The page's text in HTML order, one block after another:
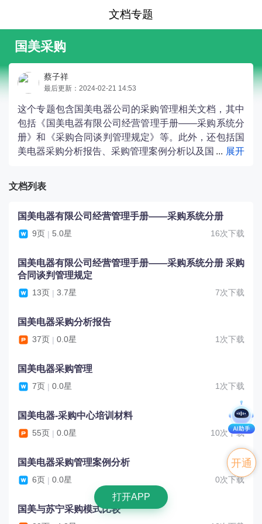
文档专题
国美采购
蔡子祥
最后更新：2024-02-21 14:53
这个专题包含国美电器公司的采购管理相关文档，其中
包括《国美电器有限公司经营管理手册――采购系统分
册》和《采购合同谈判管理规定》等。此外，还包括国
美电器采购分析报告、采购管理案例分析以及国
采购中心的管理手册、培训材料以及与其他公司采购模
式的对比分析。
文档列表
国美电器有限公司经营管理手册――采购系统分册
9页 | 5.0星 16次下载
国美电器有限公司经营管理手册――采购系统分册 采购
合同谈判管理规定
13页 | 3.7星 7次下载
国美电器采购分析报告
37页 | 0.0星 1次下载
国美电器采购管理
7页 | 0.0星 1次下载
国美电器-采购中心培训材料
55页 | 0.0星 10次下载
国美电器采购管理案例分析
6页 | 0.0星 0次下载
国美与苏宁采购模式比较
开通
打开APP